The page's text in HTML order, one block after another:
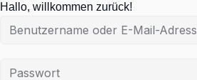
Hallo, willkommen zurück!